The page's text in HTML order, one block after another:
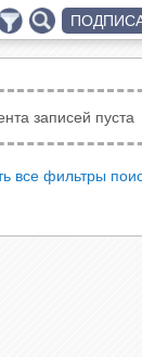
записей пуста
все фильтры